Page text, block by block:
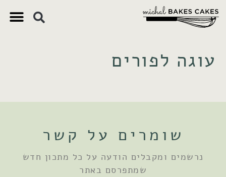
עוגה לפורים
שומרים על קשר
נרשמים ומקבלים הודעה על כל מתכון חדש
שמתפרסם באתר